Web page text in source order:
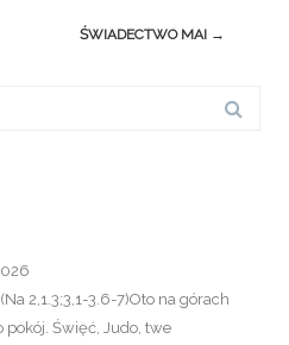
ŚWIADECTWO MAI →
2,1.3;3,1-3.6-7)Oto na górach
pokój. Święć, Judo, twe